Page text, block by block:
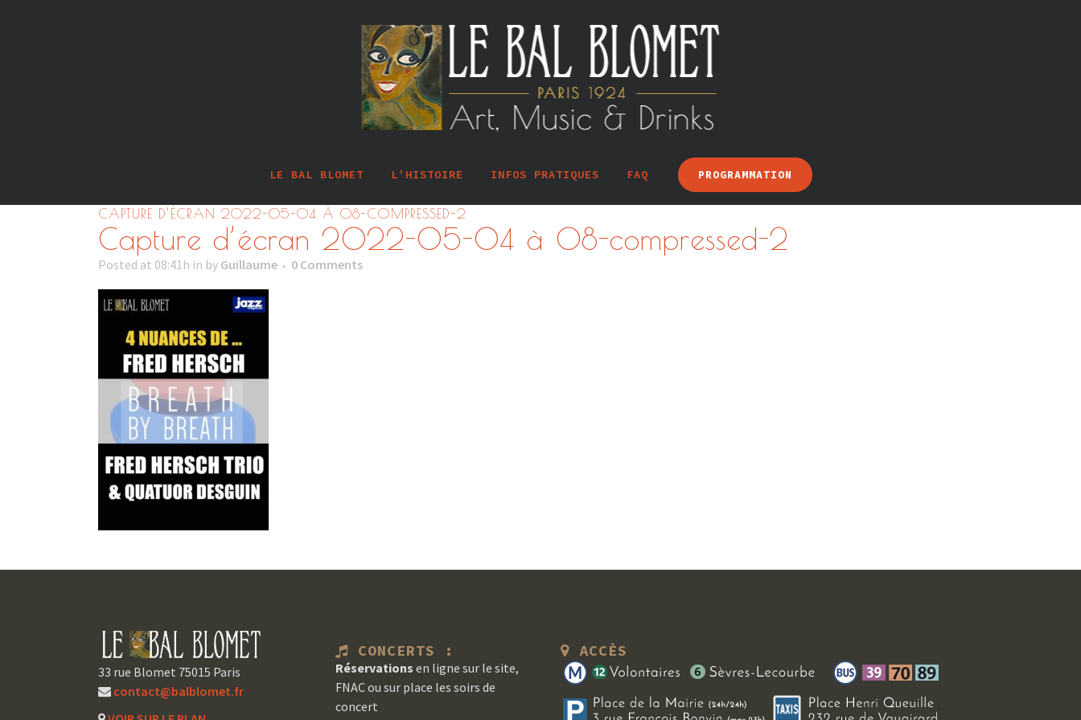
LE BAL BLOMET L’HISTOIRE INFOS PRATIQUES FAQ PROGRAMMATION
CAPTURE D’ÉCRAN 2022-05-04 À 08-COMPRESSED-2
Capture d’écran 2022-05-04 à 08-compressed-2
Posted at 08:41h in by Guillaume 0 Comments
33 rue Blomet 75015 Paris
contact@balblomet.fr
CONCERTS :
Réservations en ligne sur le site,
FNAC ou sur place les soirs de
concert
ACCÈS